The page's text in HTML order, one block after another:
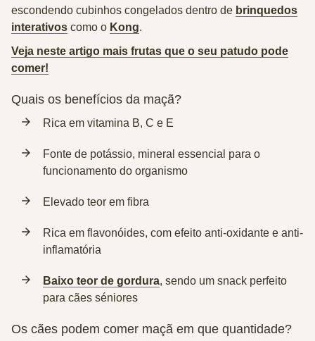
escondendo cubinhos congelados dentro de brinquedos
interativos como o Kong.
Veja neste artigo mais frutas que o seu patudo pode
comer!
Quais os benefícios da maçã?
Rica em vitamina B, C e E
Fonte de potássio, mineral essencial para o
funcionamento do organismo
Elevado teor em fibra
Rica em flavonóides, com efeito anti-oxidante e anti-
inflamatória
Baixo teor de gordura, sendo um snack perfeito
para cães séniores
Os cães podem comer maçã em que quantidade?